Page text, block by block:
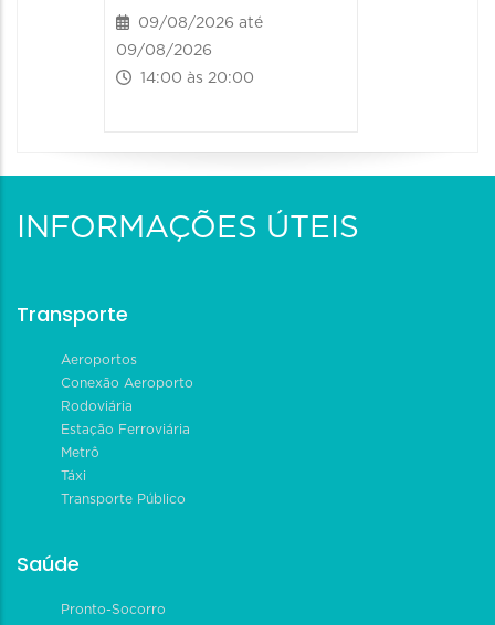
09/08/2026 até
09/08/2026
14:00 às 20:00
INFORMAÇÕES ÚTEIS
Transporte
Aeroportos
Conexão Aeroporto
Rodoviária
Estação Ferroviária
Metrô
Táxi
Transporte Público
Saúde
Pronto-Socorro